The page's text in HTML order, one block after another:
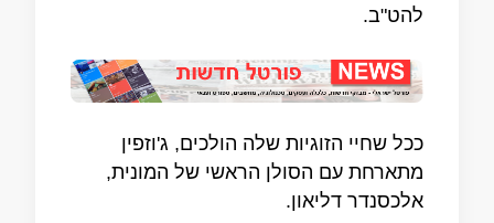
להט"ב.
ככל שחיי הזוגיות שלה הולכים, ג'וזפין
מתארחת עם הסולן הראשי של המונית,
אלכסנדר דליאון.